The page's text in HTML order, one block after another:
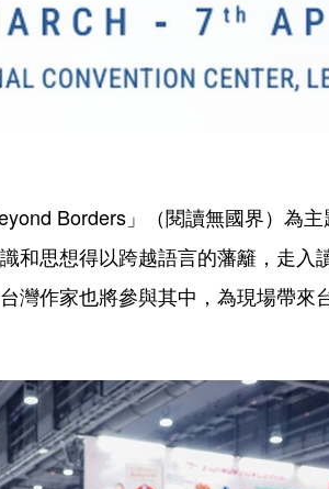
Borders」（閱讀無國界）為
和思想得以跨越語言的藩籬，走入
灣作家也將參與其中，為現場帶來